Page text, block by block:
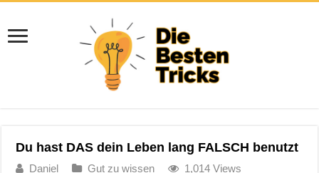
Du hast DAS dein Leben lang FALSCH benutzt
Daniel Gut zu wissen 1,014 Views